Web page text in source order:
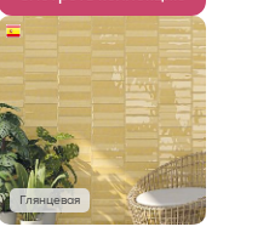
Глянцевая